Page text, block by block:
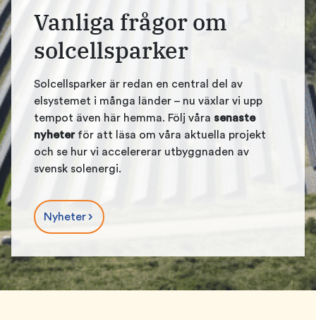
Vanliga frågor om
solcellsparker
Solcellsparker är redan en central del av
elsystemet i många länder – nu växlar vi upp
tempot även här hemma. Följ våra senaste
nyheterför att läsa om våra aktuella projekt
och se hur vi accelererar utbyggnaden av
svensk solenergi.
Nyheter